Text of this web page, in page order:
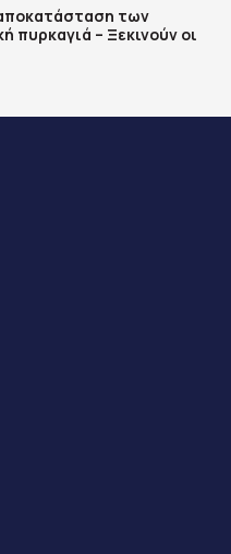
των
πυρκαγιά – Ξεκινούν οι